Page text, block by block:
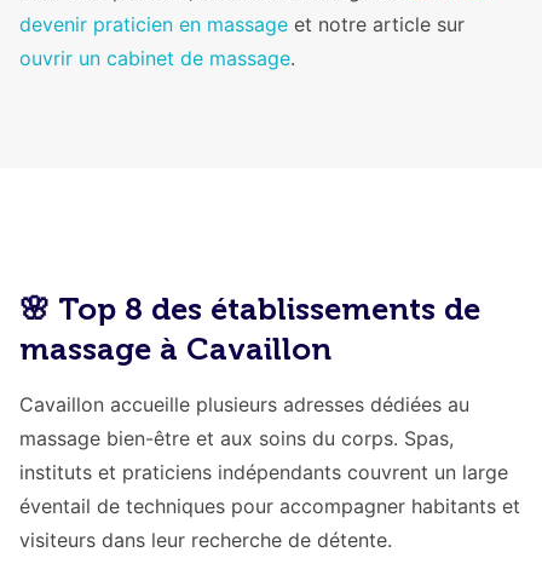
devenir praticien en massage et notre article sur
ouvrir un cabinet de massage.
🌸 Top 8 des établissements de
massage à Cavaillon
Cavaillon accueille plusieurs adresses dédiées au
massage bien-être et aux soins du corps. Spas,
instituts et praticiens indépendants couvrent un large
éventail de techniques pour accompagner habitants et
visiteurs dans leur recherche de détente.